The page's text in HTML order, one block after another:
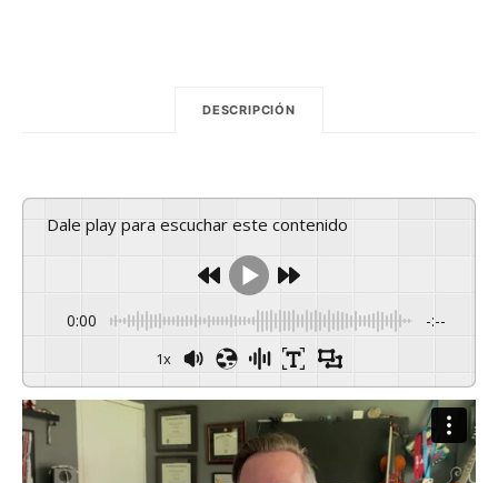
DESCRIPCIÓN
Dale play para escuchar este contenido
0:00 -:--
1x